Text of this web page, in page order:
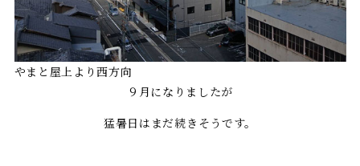
やまと屋上より西方向
９月になりましたが
猛暑日はまだ続きそうです。